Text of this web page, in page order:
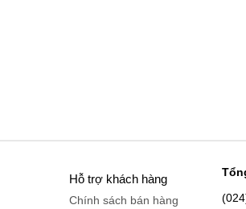
Hỗ trợ khách hàng
Chính sách bán hàng